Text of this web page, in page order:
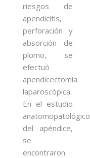
riesgos de
apendicitis,
perforación y
absorción de
plomo, se
efectuó
apendicectomía
laparoscópica.
En el estudio
anatomopatológico
del apéndice,
se
encontraron